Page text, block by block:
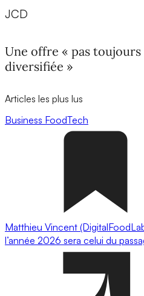
JCD
Une offre « pas
diversifiée »
Articles les plus lus
Business FoodTech
Matthieu Vincent
l’année 2026 sera celui du